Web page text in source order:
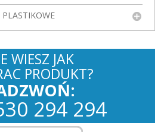
WIESZ JAK
PRODUKT?
294 294